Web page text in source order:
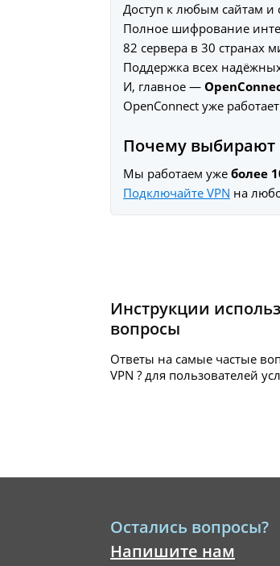
Доступ к любым сайтам и
Полное шифрование
82 сервера в 30 странах
Поддержка всех надёжных
И, главное —
OpenConnect уже
Почему выбирают
Мы работаем уже более
Подключайте VPN на
Инструкции
вопросы
Ответы на самые частые
VPN ? для пользователей
Остались вопросы?
Напишите нам